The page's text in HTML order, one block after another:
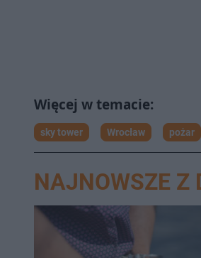
sky tower Wrocław pożar
NAJNOWSZE Z